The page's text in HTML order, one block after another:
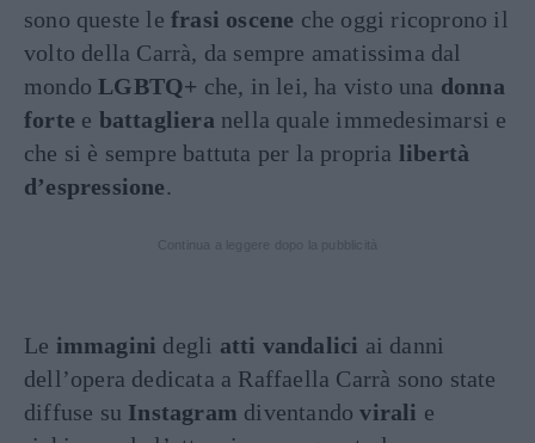
sono queste le frasi oscene che oggi ricoprono il
volto della Carrà, da sempre amatissima dal
mondoLGBTQ+ che, in lei, ha visto una donna
forte e battagliera nella quale immedesimarsi e
che si è sempre battuta per la propria libertà
d’espressione.
Le immagini degli atti vandalici ai danni
dell’opera dedicata a Raffaella Carrà sono state
diffuse su Instagram diventandovirali e